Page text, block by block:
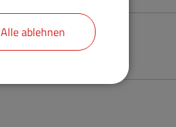
Alle ablehnen